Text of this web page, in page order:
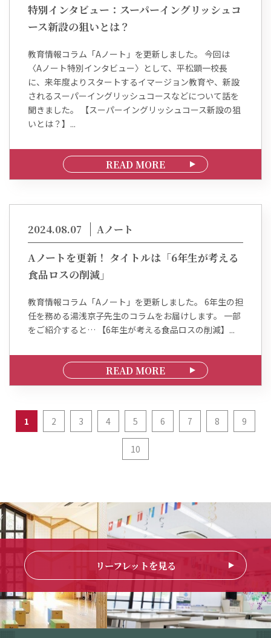
特別インタビュー：スーパーイングリッシュコ
ース新設の狙いとは？
教育情報コラム「Aノート」を更新しました。 今回は
〈Aノート特別インタビュー〉として、平松顕一校長
に、来年度よりスタートするイマージョン教育や、新設
されるスーパーイングリッシュコースなどについて話を
聞きました。 【スーパーイングリッシュコース新設の狙
いとは？】...
READ MORE
2024.08.07 Aノート
Aノートを更新！ タイトルは「6年生が考える
食品ロスの削減」
教育情報コラム「Aノート」を更新しました。 6年生の担
任を務める湯浅京子先生のコラムをお届けします。 一部
をご紹介すると… 【6年生が考える食品ロスの削減】...
READ MORE
1 2 3 4 5 6 7 8 9
10
リーフレットを見る